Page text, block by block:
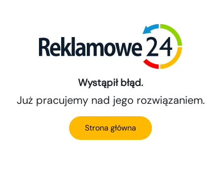
Wystąpił błąd.
Już pracujemy nad jego rozwiązaniem.
Strona główna